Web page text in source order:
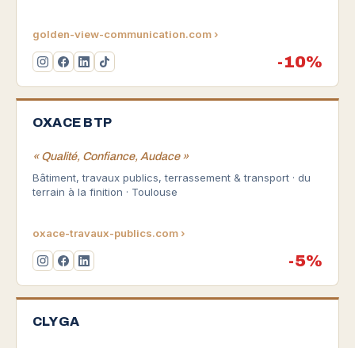
golden-view-communication.com ›
-10%
OXACE BTP
« Qualité, Confiance, Audace »
Bâtiment, travaux publics, terrassement & transport · du
terrain à la finition · Toulouse
oxace-travaux-publics.com ›
-5%
CLYGA